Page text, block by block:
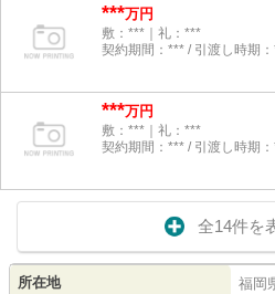
***万円
敷：***｜礼：***
契約期間：*** / 引渡し時期
***万円
敷：***｜礼：***
契約期間：*** / 引渡し時期
全14件を
所在地 福岡